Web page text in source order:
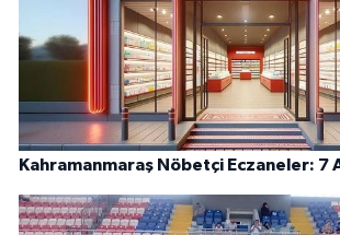
Kahramanmaraş Nöbetçi Eczaneler: 7